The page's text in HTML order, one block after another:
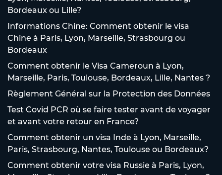
Bordeaux ou Lille?
Informations Chine: Comment obtenir le visa
Chine à Paris, Lyon, Marseille, Strasbourg ou
Bordeaux
Comment obtenir le Visa Cameroun à Lyon,
Marseille, Paris, Toulouse, Bordeaux, Lille, Nantes ?
Règlement Général sur la Protection des Données
Test Covid PCR où se faire tester avant de voyager
et avant votre retour en France?
Comment obtenir un visa Inde à Lyon, Marseille,
Paris, Strasbourg, Nantes, Toulouse ou Bordeaux?
Comment obtenir votre visa Russie à Paris, Lyon,